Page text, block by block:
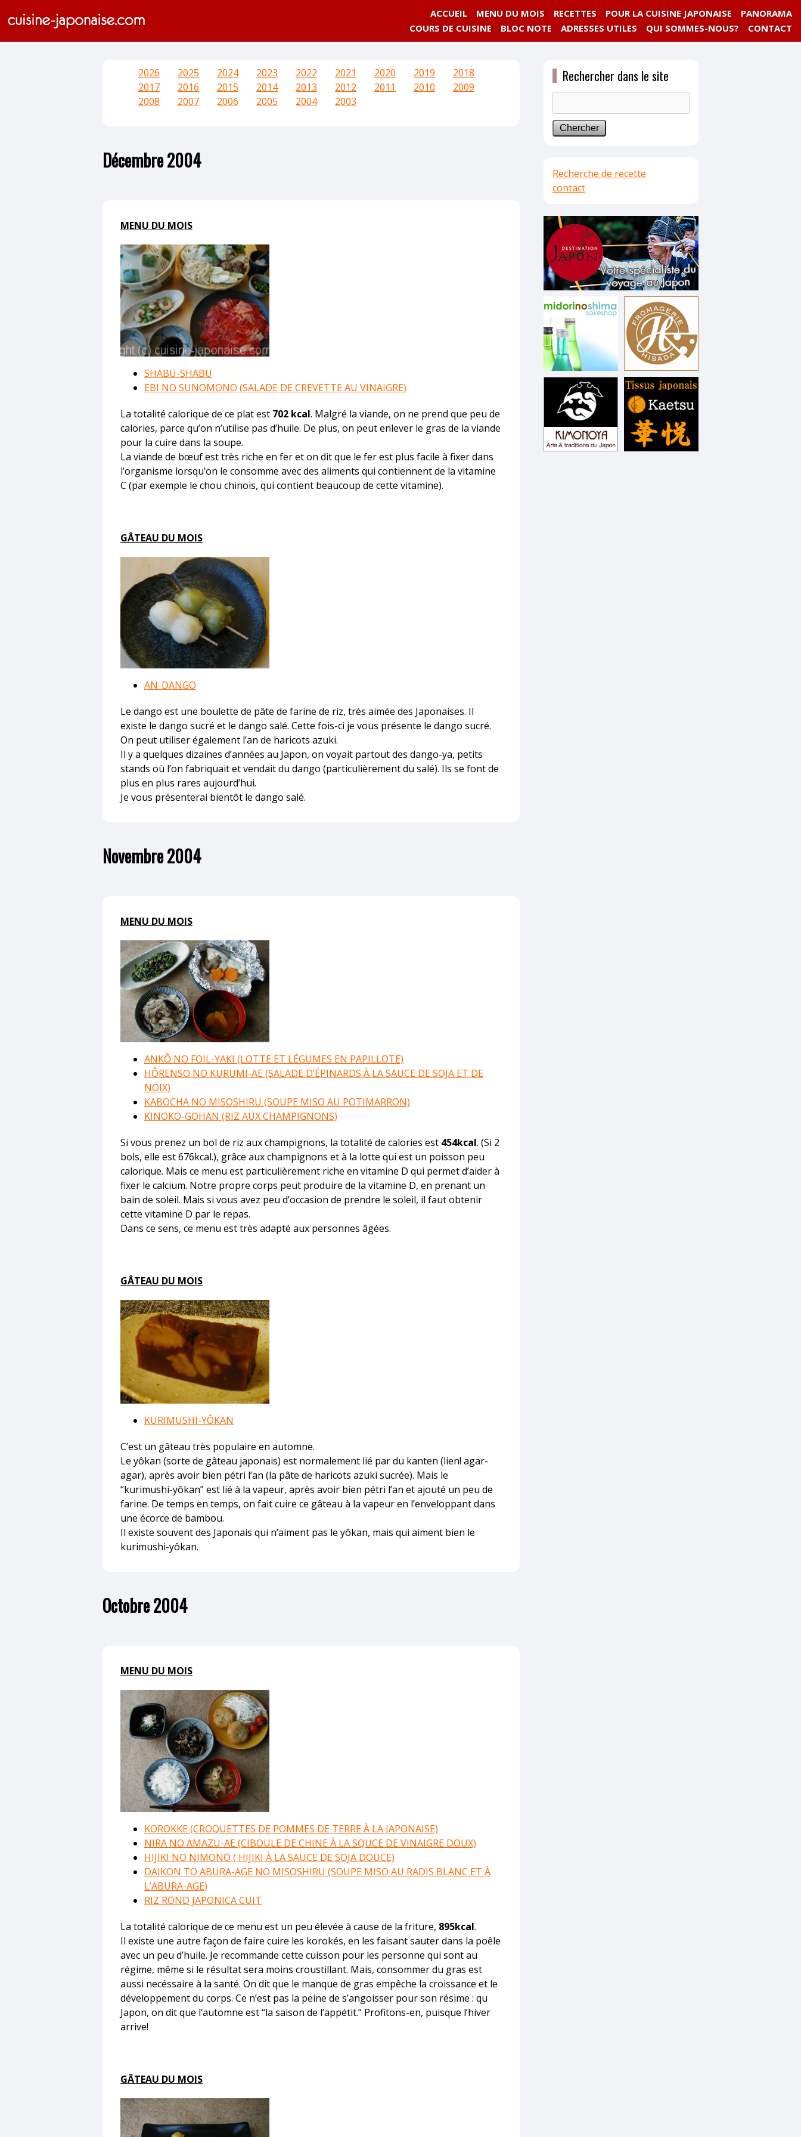
PANORAMA
POUR LA CUISINE JAPONAISE
RECETTES
MENU DU MOIS
ACCUEIL
CONTACT
QUI SOMMES-NOUS?
ADRESSES UTILES
BLOC NOTE
COURS DE CUISINE
2026 2025 2024 2023 2022 2021 2020 2019
2018
2017
2016 2015 2014 2013 2012 2011 2010
2009
2008
2007 2006 2005 2004 2003
Décembre 2004
MENU DU MOIS
SHABU-SHABU
EBI NO SUNOMONO (SALADE DE CREVETTE AU VINAIGRE)
La totalité calorique de ce plat est 702 kcal. Malgré la viande, on ne prend que peu de
calories, parce qu’on n’utilise pas d’huile. De plus, on peut enlever le gras de la viande
pour la cuire dans la soupe.
La viande de bœuf est très riche en fer et on dit que le fer est plus facile à fixer dans
l’organisme lorsqu’on le consomme avec des aliments qui contiennent de la vitamine
C (par exemple le chou chinois, qui contient beaucoup de cette vitamine).
GÂTEAU DU MOIS
AN-DANGO
Le dango est une boulette de pâte de farine de riz, très aimée des Japonaises. Il
existe le dango sucré et le dango salé. Cette fois-ci je vous présente le dango sucré.
On peut utiliser également l’an de haricots azuki.
Il y a quelques dizaines d’années au Japon, on voyait partout des dango-ya, petits
stands où l’on fabriquait et vendait du dango (particulièrement du salé). Ils se font de
plus en plus rares aujourd’hui.
Je vous présenterai bientôt le dango salé.
Novembre 2004
MENU DU MOIS
ANKÔ NO FOIL-YAKI (LOTTE ET LÉGUMES EN PAPILLOTE)
HÔRENSO NO KURUMI-AE (SALADE D’ÉPINARDS À LA SAUCE DE SOJA ET DE
NOIX)
KABOCHA NO MISOSHIRU (SOUPE MISO AU POTIMARRON)
KINOKO-GOHAN (RIZ AUX CHAMPIGNONS)
Si vous prenez un bol de riz aux champignons, la totalité de calories est 454kcal. (Si 2
bols, elle est 676kcal.), grâce aux champignons et à la lotte qui est un poisson peu
calorique. Mais ce menu est particulièrement riche en vitamine D qui permet d’aider à
fixer le calcium. Notre propre corps peut produire de la vitamine D, en prenant un
bain de soleil. Mais si vous avez peu d’occasion de prendre le soleil, il faut obtenir
cette vitamine D par le repas.
Dans ce sens, ce menu est très adapté aux personnes âgées.
GÂTEAU DU MOIS
KURIMUSHI-YÔKAN
C’est un gâteau très populaire en automne.
Le yôkan (sorte de gâteau japonais) est normalement lié par du kanten (lien! agar-
agar), après avoir bien pétri l’an (la pâte de haricots azuki sucrée). Mais le
“kurimushi-yôkan” est lié à la vapeur, après avoir bien pétri l’an et ajouté un peu de
farine. De temps en temps, on fait cuire ce gâteau à la vapeur en l’enveloppant dans
une écorce de bambou.
Il existe souvent des Japonais qui n’aiment pas le yôkan, mais qui aiment bien le
kurimushi-yôkan.
Octobre 2004
MENU DU MOIS
KOROKKE (CROQUETTES DE POMMES DE TERRE À LA JAPONAISE)
NIRA NO AMAZU-AE (CIBOULE DE CHINE À LA SQUCE DE VINAIGRE DOUX)
HIJIKI NO NIMONO ( HIJIKI À LA SAUCE DE SOJA DOUCE)
DAIKON TO ABURA-AGE NO MISOSHIRU (SOUPE MISO AU RADIS BLANC ET À
L’ABURA-AGE)
RIZ ROND JAPONICA CUIT
La totalité calorique de ce menu est un peu élevée à cause de la friture, 895kcal.
Il existe une autre façon de faire cuire les korokés, en les faisant sauter dans la poêle
avec un peu d’huile. Je recommande cette cuisson pour les personne qui sont au
régime, même si le résultat sera moins croustillant. Mais, consommer du gras est
aussi necéssaire à la santé. On dit que le manque de gras empêche la croissance et le
développement du corps. Ce n’est pas la peine de s’angoisser pour son résime : qu
Japon, on dit que l’automne est “la saison de l’appétit.” Profitons-en, puisque l’hiver
arrive!
GÂTEAU DU MOIS
Rechercher dans le site
Recherche de recette
contact